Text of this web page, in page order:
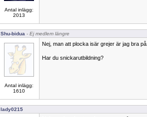
Antal inlägg:
2013
Shu-bidua - Ej medlem längre
Antal inlägg:
1610
Nej, man att plocka isär grejer är jag bra på.
Har du snickarutbildning?
lady0215